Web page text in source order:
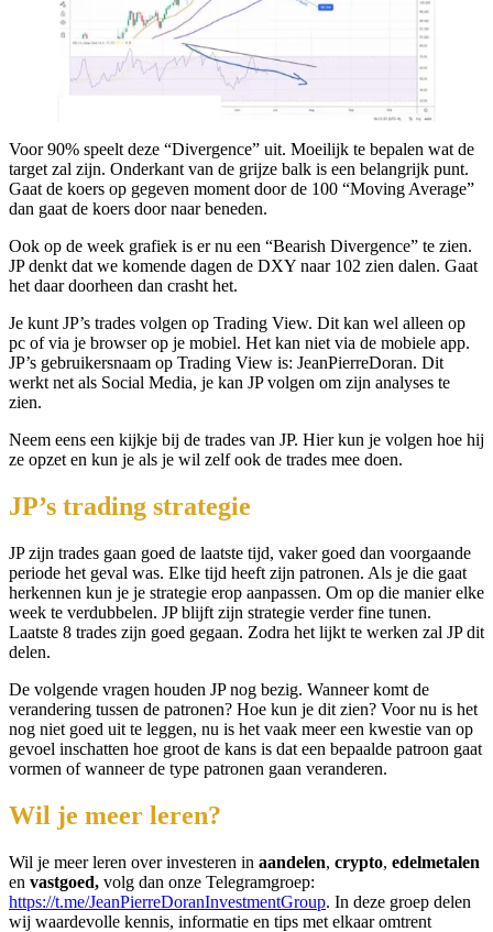
Voor 90% speelt deze “Divergence” uit. Moeilijk te bepalen wat de
target zal zijn. Onderkant van de grijze balk is een belangrijk punt.
Gaat de koers op gegeven moment door de 100 “Moving Average”
dan gaat de koers door naar beneden.
Ook op de week grafiek is er nu een “Bearish Divergence” te zien.
JP denkt dat we komende dagen de DXY naar 102 zien dalen. Gaat
het daar doorheen dan crasht het.
Je kunt JP’s trades volgen op Trading View. Dit kan wel alleen op
pc of via je browser op je mobiel. Het kan niet via de mobiele app.
JP’s gebruikersnaam op Trading View is: JeanPierreDoran. Dit
werkt net als Social Media, je kan JP volgen om zijn analyses te
zien.
Neem eens een kijkje bij de trades van JP. Hier kun je volgen hoe hij
ze opzet en kun je als je wil zelf ook de trades mee doen.
JP’s trading strategie
JP zijn trades gaan goed de laatste tijd, vaker goed dan voorgaande
periode het geval was. Elke tijd heeft zijn patronen. Als je die gaat
herkennen kun je je strategie erop aanpassen. Om op die manier elke
week te verdubbelen. JP blijft zijn strategie verder fine tunen.
Laatste 8 trades zijn goed gegaan. Zodra het lijkt te werken zal JP dit
delen.
De volgende vragen houden JP nog bezig. Wanneer komt de
verandering tussen de patronen? Hoe kun je dit zien? Voor nu is het
nog niet goed uit te leggen, nu is het vaak meer een kwestie van op
gevoel inschatten hoe groot de kans is dat een bepaalde patroon gaat
vormen of wanneer de type patronen gaan veranderen.
Wil je meer leren?
Wil je meer leren over investeren in aandelen, crypto, edelmetalen
en vastgoed, volg dan onze Telegramgroep:
https://t.me/JeanPierreDoranInvestmentGroup. In deze groep delen
wij waardevolle kennis, informatie en tips met elkaar omtrent